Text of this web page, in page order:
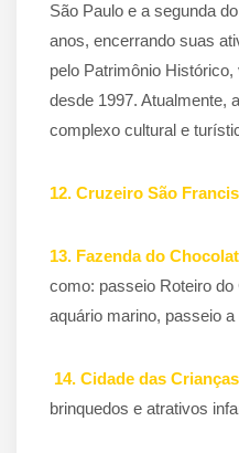
São Paulo e a segunda
anos, encerrando suas
pelo Patrimônio
desde 1997. Atualmente,
complexo cultural e
12. Cruzeiro São
13. Fazenda do
como: passeio Roteiro
aquário marino, passeio
14. Cidade das
brinquedos e atrativos